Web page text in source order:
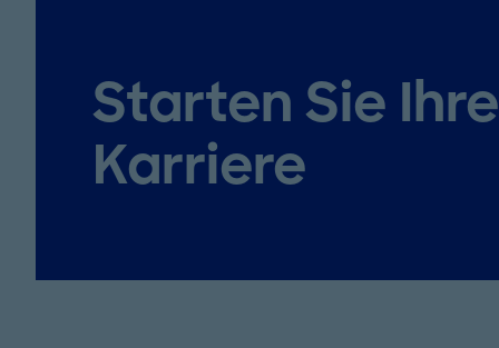
Starten Sie Ihre
Karriere